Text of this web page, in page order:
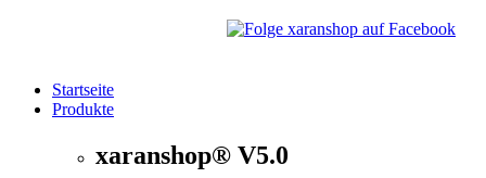
Startseite
Produkte
xaranshop® V5.0